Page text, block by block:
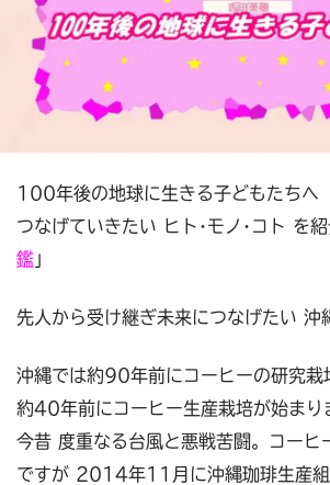
100年後の地球に生きる子どもたちへ
つなげていきたい ヒト･モノ･コト を
鑑 」
先人から受け継ぎ未来につなげたい 沖
沖縄では約90年前にコーヒーの研究栽
約40年前にコーヒー生産栽培が始まり
今昔 度重なる台風と悪戦苦闘。コーヒ
ですが 2014年11月に沖縄珈琲生産組